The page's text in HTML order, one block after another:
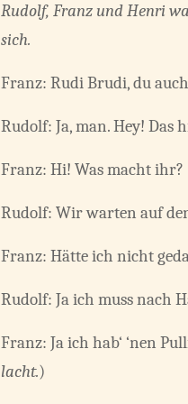
Rudolf, Franz und Henri
sich.
Franz: Rudi Brudi, du
Rudolf: Ja, man. Hey! Das
Franz: Hi! Was macht ihr?
Rudolf: Wir warten auf
Franz: Hätte ich nicht
Rudolf: Ja ich muss nach
Franz: Ja ich hab‘ ‘nen
lacht.)